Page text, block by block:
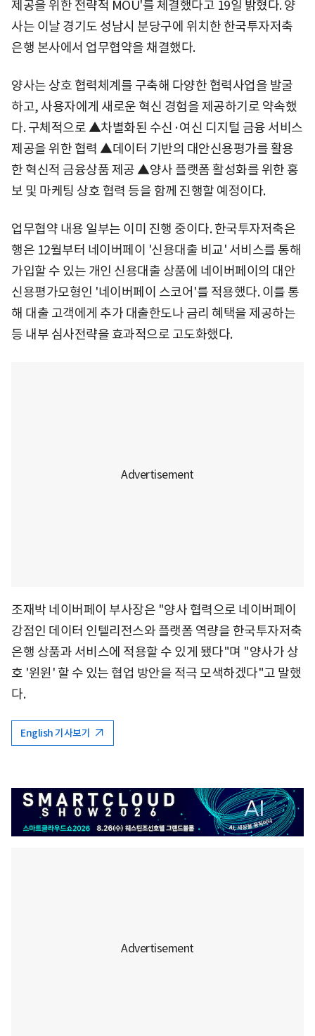
제공을 위한 전략적 MOU'를 체결했다고 19일 밝혔다. 양
사는 이날 경기도 성남시 분당구에 위치한 한국투자저축
은행 본사에서 업무협약을 채결했다.
양사는 상호 협력체계를 구축해 다양한 협력사업을 발굴
하고, 사용자에게 새로운 혁신 경험을 제공하기로 약속했
다. 구체적으로 ▲차별화된 수신·여신 디지털 금융 서비스
제공을 위한 협력 ▲데이터 기반의 대안신용평가를 활용
한 혁신적 금융상품 제공 ▲양사 플랫폼 활성화를 위한 홍
보 및 마케팅 상호 협력 등을 함께 진행할 예정이다.
업무협약 내용 일부는 이미 진행 중이다. 한국투자저축은
행은 12월부터 네이버페이 '신용대출 비교' 서비스를 통해
가입할 수 있는 개인 신용대출 상품에 네이버페이의 대안
신용평가모형인 '네이버페이 스코어'를 적용했다. 이를 통
해 대출 고객에게 추가 대출한도나 금리 혜택을 제공하는
등 내부 심사전략을 효과적으로 고도화했다.
조재박 네이버페이 부사장은 "양사 협력으로 네이버페이
강점인 데이터 인텔리전스와 플랫폼 역량을 한국투자저축
은행 상품과 서비스에 적용할 수 있게 됐다"며 "양사가 상
호 '윈윈' 할 수 있는 협업 방안을 적극 모색하겠다"고 말했
다.
English 기사보기